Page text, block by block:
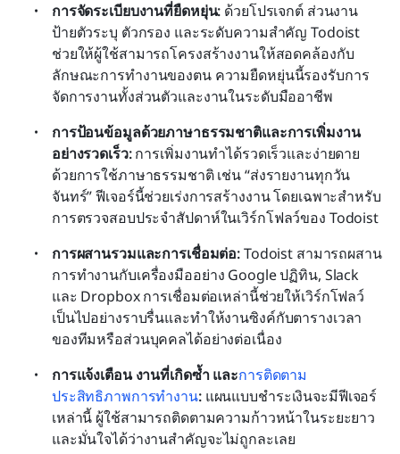
การจัดระเบียบงานที่ยืดหยุ่น: ด้วยโปรเจกต์ ส่วนงาน
ป้ายตัวระบุ ตัวกรอง และระดับความสำคัญ Todoist
ช่วยให้ผู้ใช้สามารถโครงสร้างงานให้สอดคล้องกับ
ลักษณะการทำงานของตน ความยืดหยุ่นนี้รองรับการ
จัดการงานทั้งส่วนตัวและงานในระดับมืออาชีพ
การป้อนข้อมูลด้วยภาษาธรรมชาติและการเพิ่มงาน
อย่างรวดเร็ว: การเพิ่มงานทำได้รวดเร็วและง่ายดาย
ด้วยการใช้ภาษาธรรมชาติ เช่น “ส่งรายงานทุกวัน
จันทร์” ฟีเจอร์นี้ช่วยเร่งการสร้างงาน โดยเฉพาะสำหรับ
การตรวจสอบประจำสัปดาห์ในเวิร์กโฟลว์ของ Todoist
การผสานรวมและการเชื่อมต่อ: Todoist สามารถผสาน
การทำงานกับเครื่องมืออย่าง Google ปฏิทิน, Slack
และ Dropbox การเชื่อมต่อเหล่านี้ช่วยให้เวิร์กโฟลว์
เป็นไปอย่างราบรื่นและทำให้งานซิงค์กับตารางเวลา
ของทีมหรือส่วนบุคคลได้อย่างต่อเนื่อง
การแจ้งเตือน งานที่เกิดซ้ำ และการติดตาม
ประสิทธิภาพการทำงาน: แผนแบบชำระเงินจะมีฟีเจอร์
เหล่านี้ ผู้ใช้สามารถติดตามความก้าวหน้าในระยะยาว
และมั่นใจได้ว่างานสำคัญจะไม่ถูกละเลย